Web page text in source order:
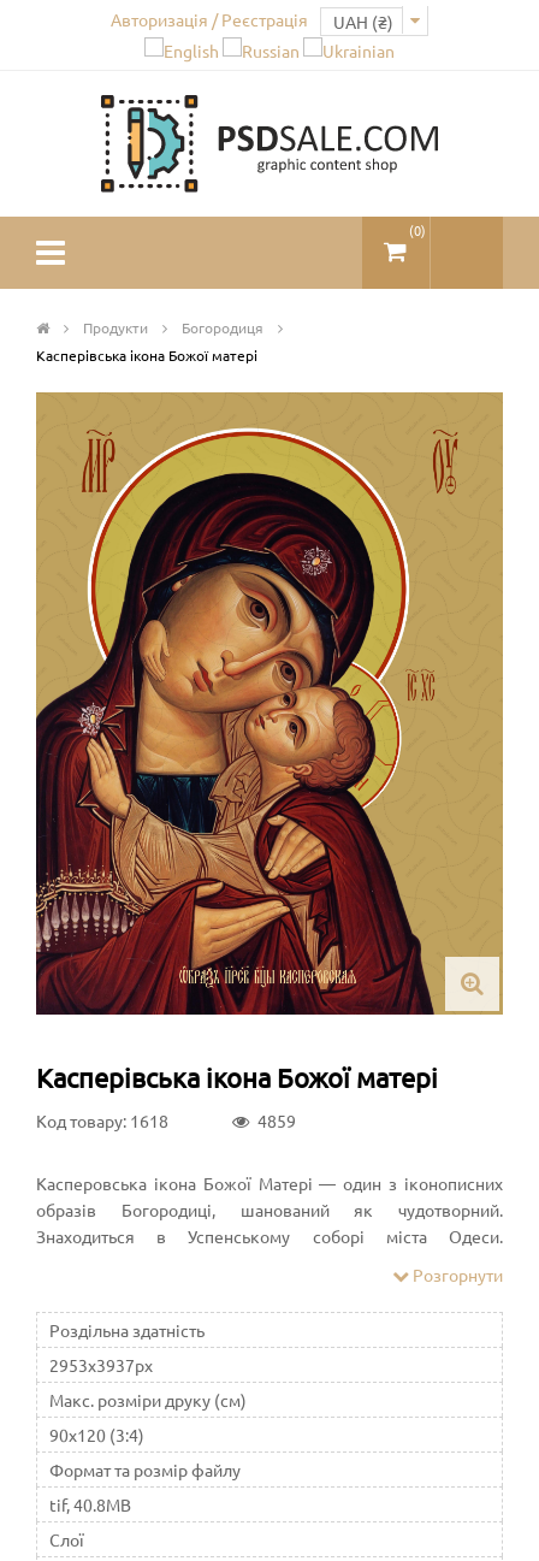
Авторизація / Реєстрація
(0)
Продукти
Богородиця
Касперівська ікона Божої матері
Касперівська ікона Божої матері
Код товару: 1618 4859
Касперовська ікона Божої Матері — один з іконописних
образів Богородиці, шанований як чудотворний.
Знаходиться в Успенському соборі міста Одеси.
тижня, а також в перший день Петрового посту.
Касперівський образ Богородиці — це невелика ікона,
написана на полотні та наклєєнна на дошку. Ікона подібна
до Корсунської ікони Божої Матері і в сучасному іконописі
ці два образи практично неможливо розрізнити.
Розгорнути
Роздільна здатність
2953x3937px
Макс. розміри друку (см)
90x120 (3:4)
Формат та розмір файлу
tif, 40.8MB
Слої